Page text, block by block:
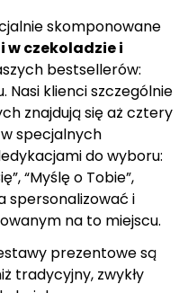
skomponowane
w czekoladzie i
bestsellerów:
klienci szczególnie
znajdują się aż cztery
specjalnych
do wyboru:
“Myślę o Tobie”,
spersonalizować i
na to miejscu.
prezentowe są
tradycyjny, zwykły